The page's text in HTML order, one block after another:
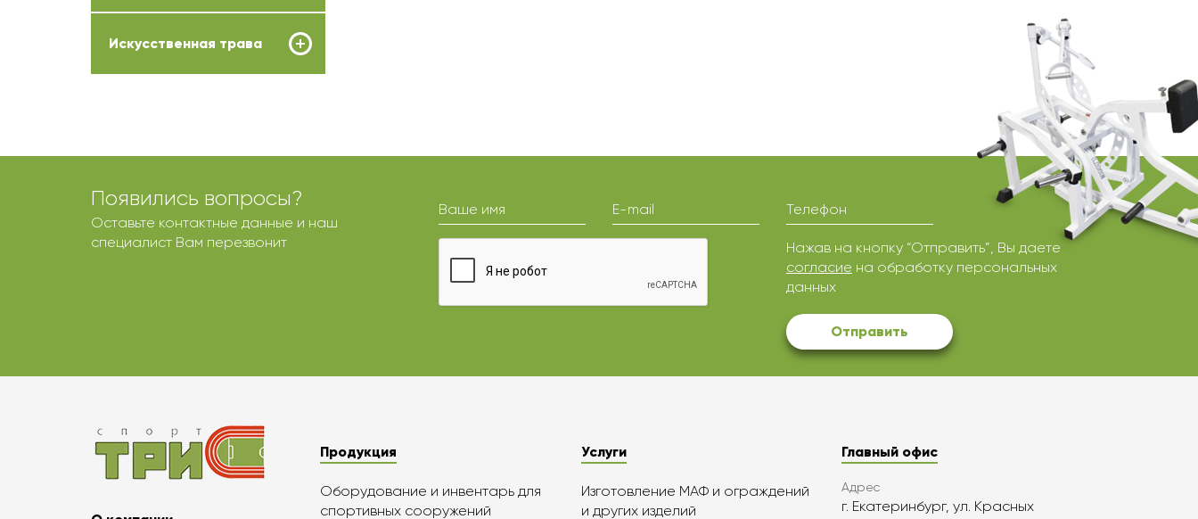
Искусственная трава
Появились вопросы?
Оставьте контактные данные и наш
специалист Вам перезвонит
Ваше имя E-mail Телефон
Нажав на кнопку “Отправить”, Вы даете
согласие на обработку персональных
данных
Отправить
Продукция
Оборудование и инвентарь для
спортивных сооружений
Услуги
Изготовление МАФ и ограждений
и других изделий
Главный офис
Адрес
г. Екатеринбург, ул. Красных